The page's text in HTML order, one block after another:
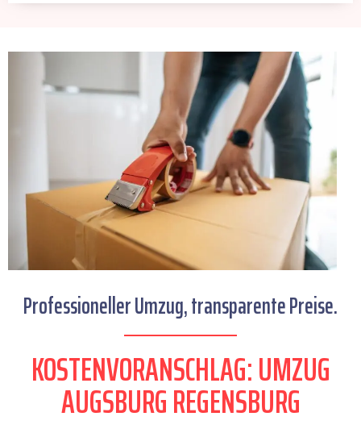
Professioneller Umzug, transparente Preise.
KOSTENVORANSCHLAG: UMZUG
AUGSBURG REGENSBURG